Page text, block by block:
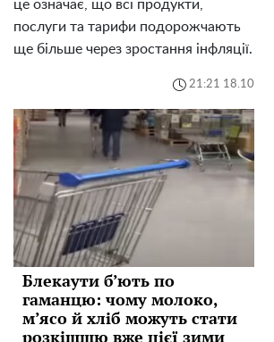
це означає, що всі продукти,
послуги та тарифи подорожчають
ще більше через зростання інфляції.
21:21 18.10
Блекаути б’ють по
гаманцю: чому молоко,
м’ясо й хліб можуть стати
розкішшю вже цієї зими